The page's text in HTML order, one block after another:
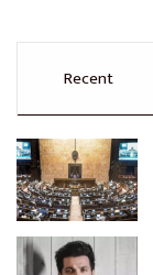
Recent